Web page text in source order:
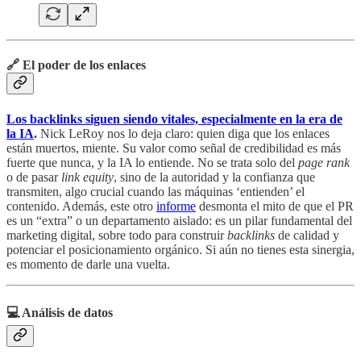
🔗 El poder de los enlaces
Los backlinks siguen siendo vitales, especialmente en la era de
la IA. Nick LeRoy nos lo deja claro: quien diga que los enlaces
están muertos, miente. Su valor como señal de credibilidad es más
fuerte que nunca, y la IA lo entiende. No se trata solo del page rank
o de pasar link equity, sino de la autoridad y la confianza que
transmiten, algo crucial cuando las máquinas ‘entienden’ el
contenido. Además, este otro informe desmonta el mito de que el PR
es un “extra” o un departamento aislado: es un pilar fundamental del
marketing digital, sobre todo para construirbacklinks de calidad y
potenciar el posicionamiento orgánico. Si aún no tienes esta sinergia,
es momento de darle una vuelta.
💻 Análisis de datos